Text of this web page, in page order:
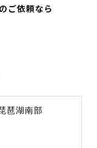
ご依頼なら
湖南部